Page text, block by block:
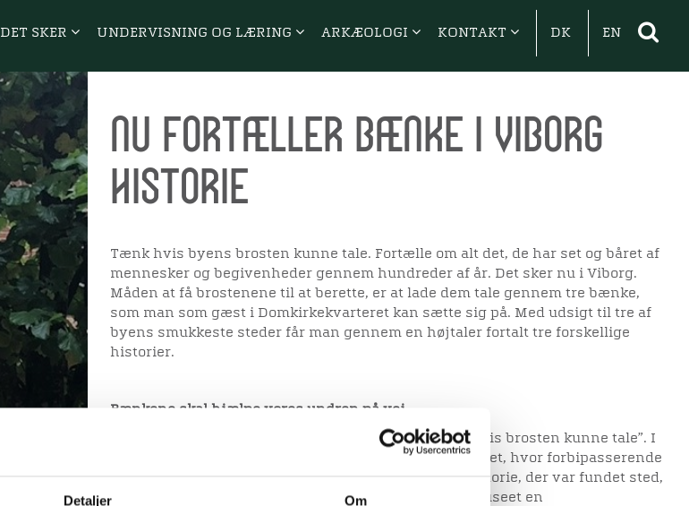
Detaljer Om
DET SKER UNDERVISNING OG LÆRING ARKÆOLOGI KONTAKT DK EN
Nu fortæller bænke i Viborg
historie
Tænk hvis byens brosten kunne tale. Fortælle om alt det, de har set og båret af
mennesker og begivenheder gennem hundreder af år. Det sker nu i Viborg.
Måden at få brostenene til at berette, er at lade dem tale gennem tre bænke,
som man som gæst i Domkirkekvarteret kan sætte sig på. Med udsigt til tre af
byens smukkeste steder får man gennem en højtaler fortalt tre forskellige
historier.
Bænkene skal hjælpe vores undren på vej
De talende bænke er anden etape af pilotprojektet ”Hvis brosten kunne tale”. I
2021 testede museet to animationskikkerter i byrummet, hvor forbipasserende
kunne se en kort animeret fortælling om et stykke historie, der var fundet sted,
hvor kikkerterne stod. I forbindelse hermed lavede museet en